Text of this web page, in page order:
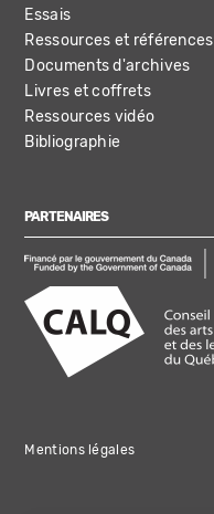
Essais
Ressources et références
Documents d'archives
Livres et coffrets
Ressources vidéo
Bibliographie
PARTENAIRES
Mentions légales